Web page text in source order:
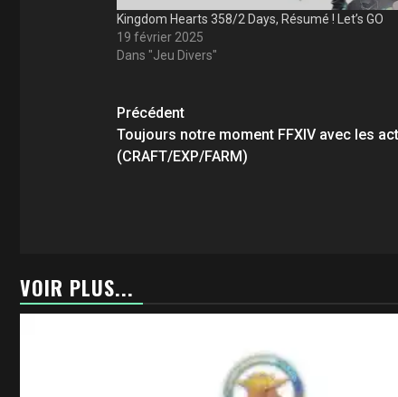
Kingdom Hearts 358/2 Days, Résumé ! Let’s GO
19 février 2025
Dans "Jeu Divers"
Navigation
d’article
Précédent
Toujours notre moment FFXIV avec les
(CRAFT/EXP/FARM)
VOIR PLUS...